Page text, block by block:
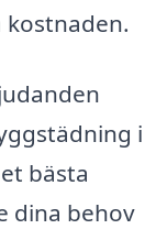
kostnaden.
i
bästa
dina behov